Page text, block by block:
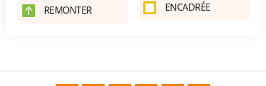
REMONTER ENCADRÉE